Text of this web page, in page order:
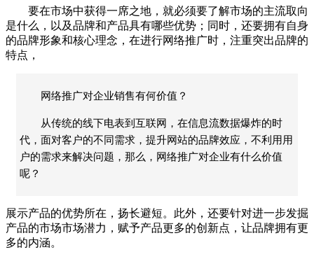
要在市场中获得一席之地，就必须要了解市场的主流取向
是什么，以及品牌和产品具有哪些优势；同时，还要拥有自身
的品牌形象和核心理念，在进行网络推广时，注重突出品牌的
特点，
网络推广对企业销售有何价值？
从传统的线下电表到互联网，在信息流数据爆炸的时
代，面对客户的不同需求，提升网站的品牌效应，不利用用
户的需求来解决问题，那么，网络推广对企业有什么价值
呢？
展示产品的优势所在，扬长避短。此外，还要针对进一步发掘
产品的市场市场潜力，赋予产品更多的创新点，让品牌拥有更
多的内涵。